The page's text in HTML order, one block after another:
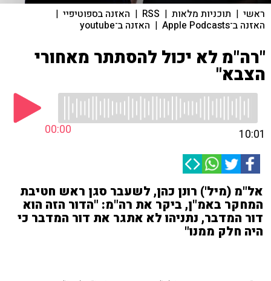
ראשי | תוכניות מלאות |
RSS
| האזנה בספוטיפיי |
האזנה ב־Apple Podcasts | האזנה ב־youtube
"רה"מ לא יכול להסתתר מאחורי
הצבא"
00:00 10:01
אל"מ (מיל') רונן כהן, לשעבר סגן ראש חטיבת
המחקר באמ"ן, ביקר את רה"מ: "הדור הזה הוא
דור המדבר, נתניהו לא אתגר את דור המדבר כי
היה חלק ממנו"